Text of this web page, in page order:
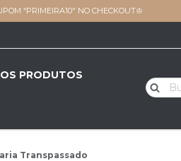
“PRIMEIRA10" NO CHECKOUT♔
PRODUTOS
Transpassado